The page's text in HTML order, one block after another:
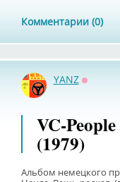
Комментарии (0)
YANZ
VC-
(1979)
Альбом немецкого